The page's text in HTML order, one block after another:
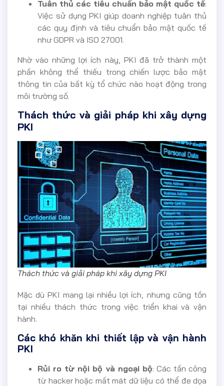
Tuân thủ các tiêu chuẩn bảo mật quốc tế:
Việc sử dụng PKI giúp doanh nghiệp tuân thủ
các quy định và tiêu chuẩn bảo mật quốc tế
như GDPR và ISO 27001.
Nhờ vào những lợi ích này, PKI đã trở thành một
phần không thể thiếu trong chiến lược bảo mật
thông tin của bất kỳ tổ chức nào hoạt động trong
môi trường số.
Thách thức và giải pháp khi xây dựng
PKI
Thách thức và giải pháp khi xây dựng PKI
Mặc dù PKI mang lại nhiều lợi ích, nhưng cũng tồn
tại nhiều thách thức trong việc triển khai và vận
hành.
Các khó khăn khi thiết lập và vận hành
PKI
Rủi ro từ nội bộ và ngoại bộ: Các tấn công
từ hacker hoặc mất mát dữ liệu có thể đe dọa